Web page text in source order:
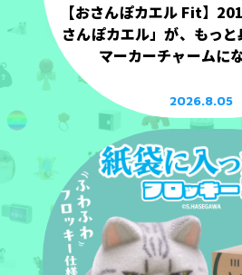
【おさんぽカエル Fit】
さんぽカエル」が、もっ
マーカーチャームに
2026.8.05